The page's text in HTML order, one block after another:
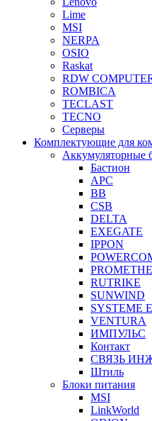
Lime
MSI
NERPA
OSIO
Raskat
RDW
ROMBICA
TECLAST
TECNO
Серверы
Комплектующие для
Аккумуляторные
Бастион
APC
BB
CSB
DELTA
EXEGATE
IPPON
RUTRIKE
SUNWIND
SYSTEME
VENTURA
ИМПУЛЬС
Контакт
СВЯЗЬ
Штиль
Блоки питания
MSI
LinkWorld